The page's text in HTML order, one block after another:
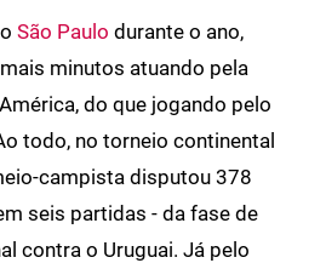
São Paulo durante o ano,
minutos atuando pela
do que jogando pelo
todo, no torneio continental
campista disputou 378
seis partidas - da fase de
contra o Uruguai. Já pelo